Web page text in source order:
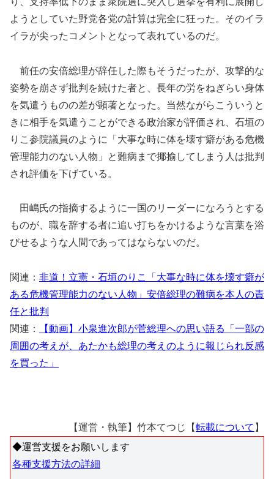
ようとしていた野党各党の計算は完全に狂った。そのイラ
イラが尖ったコメントとなって表れているのだ。
前任の安倍総理が辞任した際もそうだったが、攻撃的な
姿勢を崩さず批判を続けた者と、長年の労をねぎらい身体
を気遣うものの差が顕著となった。当然ながらこういうと
きに相手を気遣うことができる政治家が評価され、石垣の
りこ参院議員のように「大事な時に体を壊す癖がある危機
管理能力のない人物」と難病まで揶揄してしまう人は批判
され評価を下げている。
田嶋氏の指摘するように一国のリーダーになろうとする
ものが、職を辞する者に追い打ちをかけるような言葉を浴
びせるような人間であってはならないのだ。
関連： 非道！立憲・石垣のりこ「大事な時に体を壊す癖が
ある危機管理能力のない人物」安倍総理の難病を本人の責
任と批判
関連：
【動画】小泉進次郎が菅総理への思い語る「一部の
周囲の考えが、あたかも総理の考えのように報じられ反感
を買った」
【運営・執筆】竹本てつじ【転載について 】
◆運営支援をお願いします
各種支援方法の詳細